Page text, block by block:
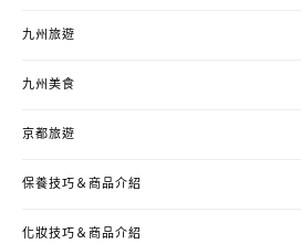
九州旅遊
九州美食
京都旅遊
保養技巧＆商品介紹
化妝技巧＆商品介紹